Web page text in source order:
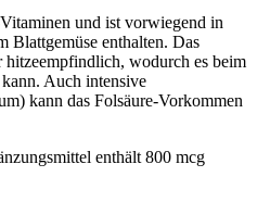
und ist vorwiegend in
Blattgemüse enthalten. Das
hitzeempfindlich, wodurch es beim
Auch intensive
kann das Folsäure-Vorkommen
enthält 800 mcg